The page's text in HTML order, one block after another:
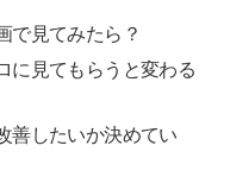
で見てみたら？
に見てもらうと変わる
善したいか決めてい